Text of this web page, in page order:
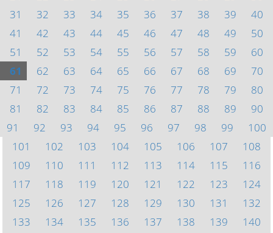
31
32 33 34 35 36 37 38 39
40
41
42 43 44 45 46 47 48 49
50
51
52 53 54 55 56 57 58 59
60
61
62 63 64 65 66 67 68 69
70
71
72 73 74 75 76 77 78 79
80
81
82 83 84 85 86 87 88 89
90
91
92 93 94 95 96 97 98 99
100
101
102 103 104 105 106 107
108
109
110 111 112 113 114 115
116
117
118 119 120 121 122 123
124
125
126 127 128 129 130 131
132
133
134 135 136 137 138 139
140